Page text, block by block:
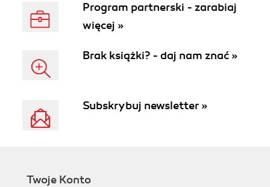
Program partnerski - zarabiaj
więcej »
Brak książki? - daj nam znać »
Subskrybuj newsletter »
Twoje Konto